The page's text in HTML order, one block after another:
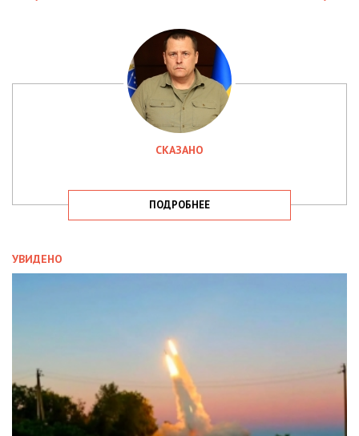
СКАЗАНО
ПОДРОБНЕЕ
УВИДЕНО